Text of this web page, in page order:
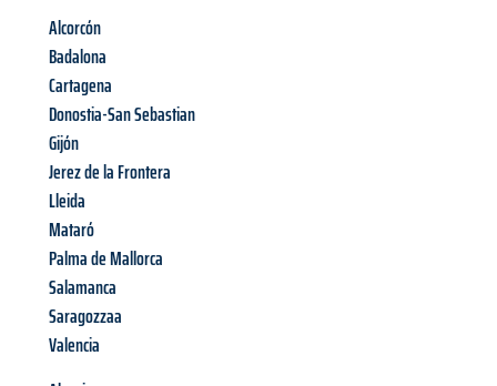
Alcorcón
Badalona
Cartagena
Donostia-San Sebastian
Gijón
Jerez de la Frontera
Lleida
Mataró
Palma de Mallorca
Salamanca
Saragozzaa
Valencia